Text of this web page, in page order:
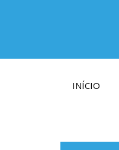
INÍCIO